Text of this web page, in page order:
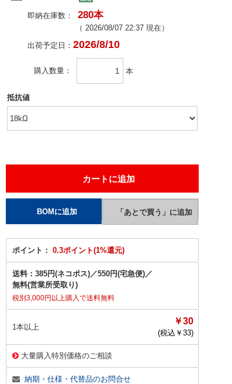
即納在庫数： 280本
（ 2026/08/07 22:37 現在）
出荷予定日： 2026/8/10
購入数量 本
抵抗値
ポイント： 0.3ポイント(1%還元)
送料： 385円(ネコポス)／550円(宅急便)／
無料(営業所受取り)
税別3,000円以上購入で送料無料
1本以上
￥30
(税込￥ 33)
大量購入特別価格のご相談
納期・仕様・代替品のお問合せ